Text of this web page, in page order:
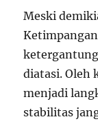
Meski
diatasi. Oleh
menjadi
stabilitas